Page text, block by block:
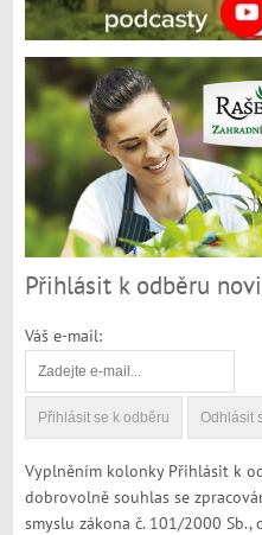
Přihlásit k odběru
Váš e-mail:
Vyplněním kolonky Přihlásit k
dobrovolně souhlas se
smyslu zákona č. 101/2000